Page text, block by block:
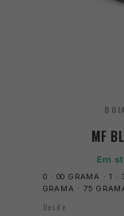
MF
Em
0 · 00 GRAMA · 1 ·
GRAMA · 75
Desde